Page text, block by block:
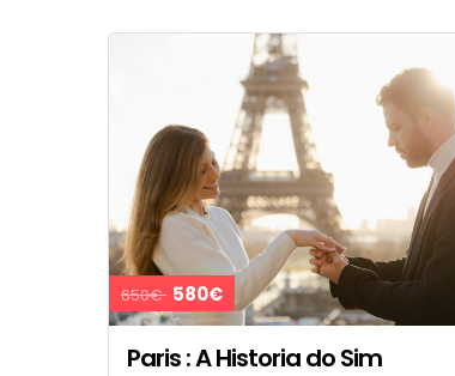
650€ 580€
Paris : A Historia do Sim